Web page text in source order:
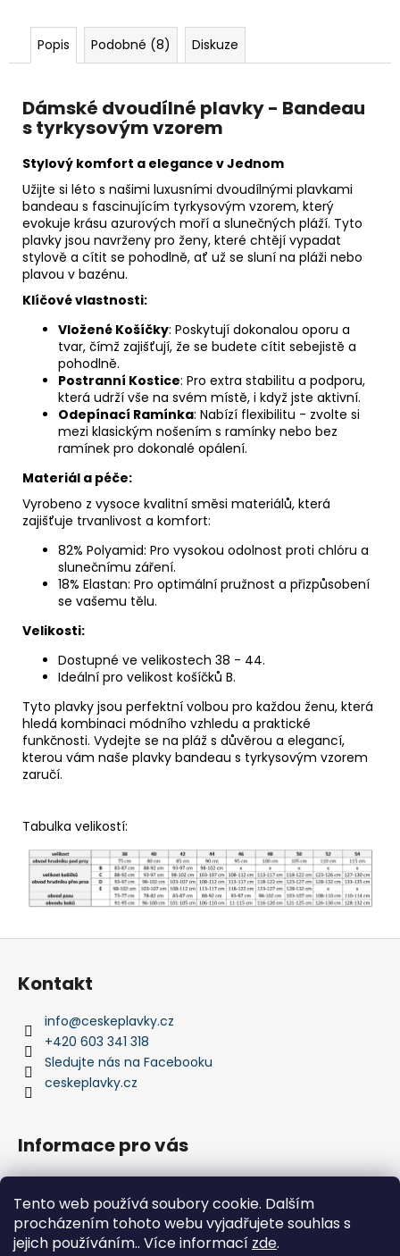
Tento web používá soubory cookie. Dalším
procházením tohoto webu vyjadřujete souhlas s
jejich používáním.. Více informací zde.
Popis Podobné (8) Diskuze
Dámské dvoudílné plavky - Bandeau
s tyrkysovým vzorem
Stylový komfort a elegance v Jednom
Užijte si léto s našimi luxusními dvoudílnými plavkami
bandeau s fascinujícím tyrkysovým vzorem, který
evokuje krásu azurových moří a slunečných pláží. Tyto
plavky jsou navrženy pro ženy, které chtějí vypadat
stylově a cítit se pohodlně, ať už se sluní na pláži nebo
plavou v bazénu.
Klíčové vlastnosti:
Vložené Košíčky: Poskytují dokonalou oporu a
tvar, čímž zajišťují, že se budete cítit sebejistě a
pohodlně.
Postranní Kostice: Pro extra stabilitu a podporu,
která udrží vše na svém místě, i když jste aktivní.
Odepínací Ramínka: Nabízí flexibilitu - zvolte si
mezi klasickým nošením s ramínky nebo bez
ramínek pro dokonalé opálení.
Materiál a péče:
Vyrobeno z vysoce kvalitní směsi materiálů, která
zajišťuje trvanlivost a komfort:
82% Polyamid: Pro vysokou odolnost proti chlóru a
slunečnímu záření.
18% Elastan: Pro optimální pružnost a přizpůsobení
se vašemu tělu.
Velikosti:
Dostupné ve velikostech 38 - 44.
Ideální pro velikost košíčků B.
Tyto plavky jsou perfektní volbou pro každou ženu, která
hledá kombinaci módního vzhledu a praktické
funkčnosti. Vydejte se na pláž s důvěrou a elegancí,
kterou vám naše plavky bandeau s tyrkysovým vzorem
zaručí.
Tabulka velikostí:
Kontakt
info@ceskeplavky.cz
+420 603 341 318
Sledujte nás na Facebooku
ceskeplavky.cz
Informace pro vás
Podmínky ochrany osobních údajů
Kontakty
Doprava a platby